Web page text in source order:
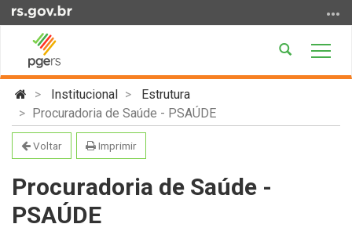
para
conteúdo
Ir
para
menu
para
busca
Abrir
Início
conteúdo
Institucional
Estrutura
Procuradoria de Saúde - PSAÚDE
Voltar Imprimir
Procuradoria de Saúde -
PSAÚDE